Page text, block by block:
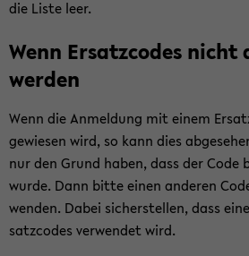
die Liste leer.
Wenn Er­satz­codes
wer­den
Wenn die An­mel­dung mit einem
ge­wie­sen wird, so kann dies
nur den Grund haben, dass der
wurde. Dann bitte einen an­de­ren
wen­den. Dabei si­cher­stel­len, dass
satz­codes ver­wen­det wird.